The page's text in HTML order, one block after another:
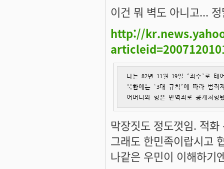
이건 뭐 벽도 아니고...
http://
나는 82년 11월 19일 ‘죄수’로 태
북한에는 ‘3대 규칙’에 따라 범죄
어머니와 형은 반역죄로 공개처
막장짓도 정도껏임. 적
그래도 한민족이랍시고
나같은 우민이 이해하기